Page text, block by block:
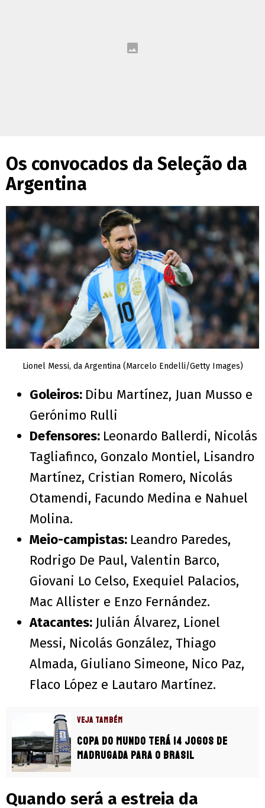
Os convocados da Seleção da
Argentina
Lionel Messi, da Argentina (Marcelo Endelli/Getty Images)
Goleiros: Dibu Martínez, Juan Musso e
Gerónimo Rulli
Defensores: Leonardo Ballerdi, Nicolás
Tagliafinco, Gonzalo Montiel, Lisandro
Martínez, Cristian Romero, Nicolás
Otamendi, Facundo Medina e Nahuel
Molina.
Meio-campistas: Leandro Paredes,
Rodrigo De Paul, Valentin Barco,
Giovani Lo Celso, Exequiel Palacios,
Mac Allister e Enzo Fernández.
Atacantes: Julián Álvarez, Lionel
Messi, Nicolás González, Thiago
Almada, Giuliano Simeone, Nico Paz,
Flaco López e Lautaro Martínez.
VEJA TAMBÉM
Copa do Mundo terá 14 jogos de
madrugada para o Brasil
Quando será a estreia da